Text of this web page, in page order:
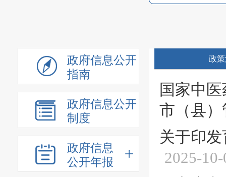
政府信息公开
指南
政府信息公开
制度
政府信息
公开年报
政
国家中
市（县
关于印
2025-